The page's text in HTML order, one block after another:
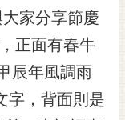
家分享節慶
正面有春牛
辰年風調雨
字，背面則是